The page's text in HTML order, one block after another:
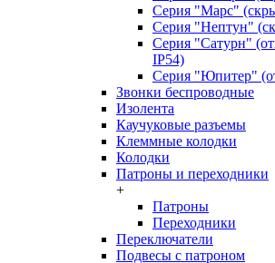
Серия "Марс"
Серия "Нептун"
Серия "Сатурн"
IP54)
Серия "Юпитер"
Звонки беспроводные
Изолента
Каучуковые разъемы
Клеммные колодки
Колодки
Патроны и переходники
+
Патроны
Переходники
Переключатели
Подвесы с патроном